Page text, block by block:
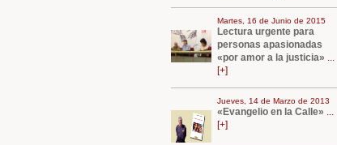
Martes, 16 de Junio de 2015
Lectura urgente para
personas apasionadas
«por amor a la justicia» ...
[+]
Jueves, 14 de Marzo de 2013
«Evangelio en la Calle»
[+]